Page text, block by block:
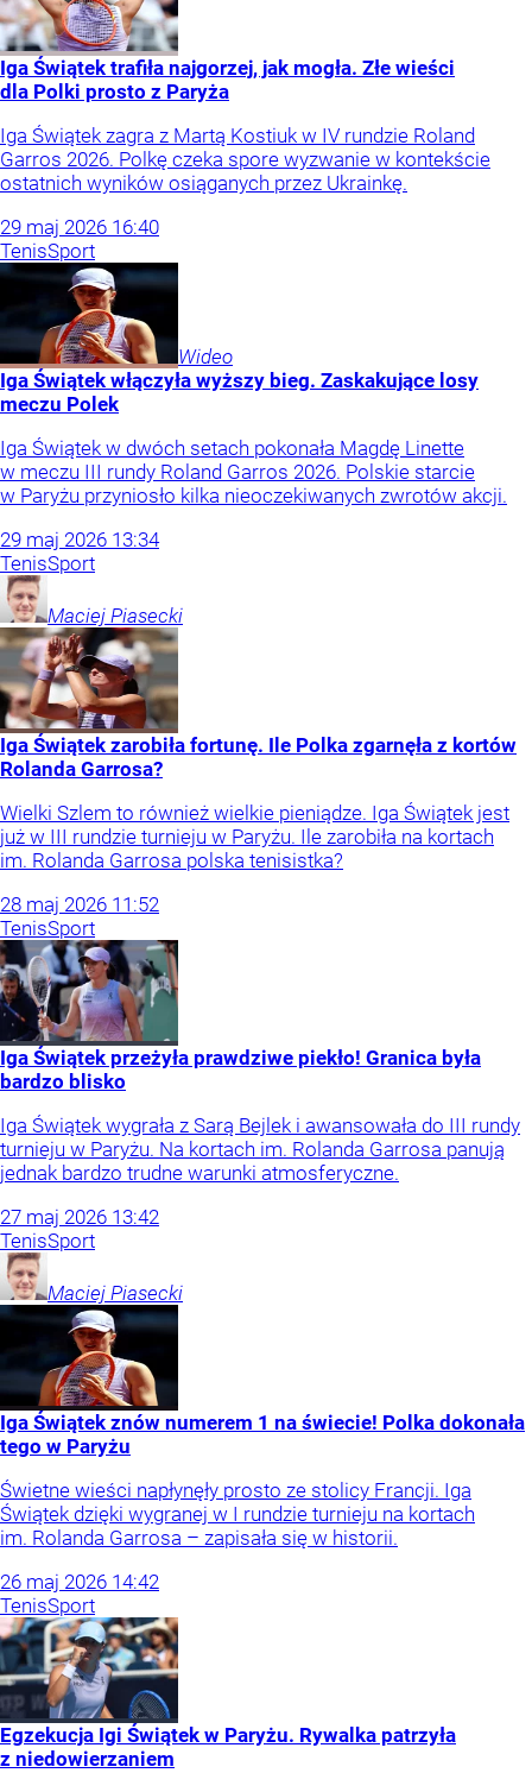
Iga Świątek trafiła najgorzej, jak mogła. Złe wieści
dla Polki prosto z Paryża
Iga Świątek zagra z Martą Kostiuk w IV rundzie Roland
Garros 2026. Polkę czeka spore wyzwanie w kontekście
ostatnich wyników osiąganych przez Ukrainkę.
29 maj 2026 16:40
TenisSport
Wideo
Iga Świątek włączyła wyższy bieg. Zaskakujące losy
meczu Polek
Iga Świątek w dwóch setach pokonała Magdę Linette
w meczu III rundy Roland Garros 2026. Polskie starcie
w Paryżu przyniosło kilka nieoczekiwanych zwrotów akcji.
29 maj 2026 13:34
TenisSport
Maciej Piasecki
Iga Świątek zarobiła fortunę. Ile Polka zgarnęła z kortów
Rolanda Garrosa?
Wielki Szlem to również wielkie pieniądze. Iga Świątek jest
już w III rundzie turnieju w Paryżu. Ile zarobiła na kortach
im. Rolanda Garrosa polska tenisistka?
28 maj 2026 11:52
TenisSport
Iga Świątek przeżyła prawdziwe piekło! Granica była
bardzo blisko
Iga Świątek wygrała z Sarą Bejlek i awansowała do III rundy
turnieju w Paryżu. Na kortach im. Rolanda Garrosa panują
jednak bardzo trudne warunki atmosferyczne.
27 maj 2026 13:42
TenisSport
Maciej Piasecki
Iga Świątek znów numerem 1 na świecie! Polka dokonała
tego w Paryżu
Świetne wieści napłynęły prosto ze stolicy Francji. Iga
Świątek dzięki wygranej w I rundzie turnieju na kortach
im. Rolanda Garrosa – zapisała się w historii.
26 maj 2026 14:42
TenisSport
Egzekucja Igi Świątek w Paryżu. Rywalka patrzyła
z niedowierzaniem